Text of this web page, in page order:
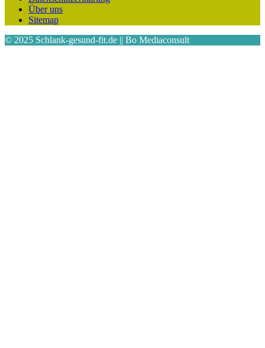
Über uns
Sitemap
© 2025 Schlank-gesund-fit.de || Bo Mediaconsult